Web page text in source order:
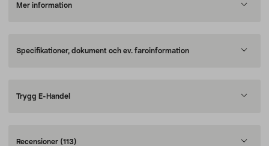
Mer information
Specifikationer, dokument och ev. faroinformation
Trygg E-Handel
Recensioner (113)